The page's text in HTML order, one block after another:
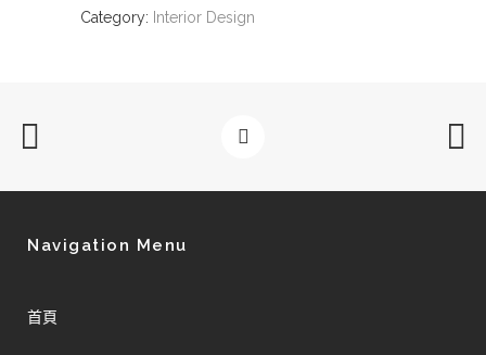
Category: Interior Design
Navigation Menu
首頁